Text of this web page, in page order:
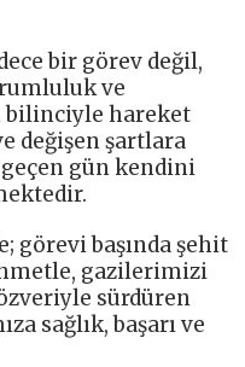
bir görev değil,
ve
bilinciyle hareket
değişen şartlara
gün kendini
görevi başında şehit
gazilerimizi
sürdüren
sağlık, başarı ve